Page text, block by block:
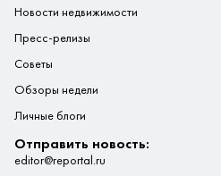
Новости недвижимости
Пресс-релизы
Советы
Обзоры недели
Личные блоги
Отправить новость:
editor@reportal.ru